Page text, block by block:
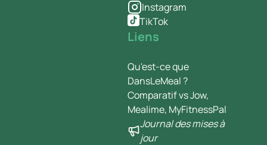
Instagram
TikTok
Liens
Qu'est-ce que
DansLeMeal ?
Comparatif vs Jow,
Mealime, MyFitnessPal
Journal des mises à
jour